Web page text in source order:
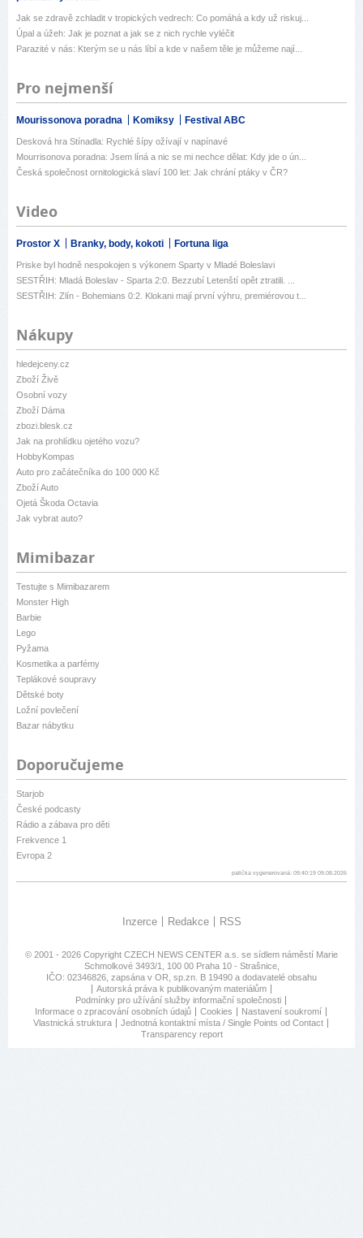
Jak se zdravě zchladit v tropických vedrech: Co pomáhá a kdy už riskuj...
Úpal a úžeh: Jak je poznat a jak se z nich rychle vyléčit
Parazité v nás: Kterým se u nás líbí a kde v našem těle je můžeme nají...
Pro nejmenší
Mourissonova poradna Komiksy Festival ABC
Desková hra Stínadla: Rychlé šípy ožívají v napínavé
Mourrisonova poradna: Jsem líná a nic se mi nechce dělat: Kdy jde o ún...
Česká společnost ornitologická slaví 100 let: Jak chrání ptáky v ČR?
Video
Prostor X Branky, body, kokoti Fortuna liga
Priske byl hodně nespokojen s výkonem Sparty v Mladé Boleslavi
SESTŘIH: Mladá Boleslav - Sparta 2:0. Bezzubí Letenští opět ztratili. ...
SESTŘIH: Zlín - Bohemians 0:2. Klokani mají první výhru, premiérovou t...
Nákupy
hledejceny.cz
Zboží Živě
Osobní vozy
Zboží Dáma
zbozi.blesk.cz
Jak na prohlídku ojetého vozu?
HobbyKompas
Auto pro začátečníka do 100 000 Kč
Zboží Auto
Ojetá Škoda Octavia
Jak vybrat auto?
Mimibazar
Testujte s Mimibazarem
Monster High
Barbie
Lego
Pyžama
Kosmetika a parfémy
Teplákové soupravy
Dětské boty
Ložní povlečení
Bazar nábytku
Doporučujeme
Starjob
České podcasty
Rádio a zábava pro děti
Frekvence 1
Evropa 2
patička vygenerovaná: 09:40:19 09.08.2026
Inzerce Redakce RSS
© 2001 - 2026 Copyright CZECH NEWS CENTER a.s. se sídlem náměstí Marie
Schmolkové 3493/1, 100 00 Praha 10 - Strašnice,
IČO: 02346826, zapsána v OR, sp.zn. B 19490 a dodavatelé obsahu
Autorská práva k publikovaným materiálům
Podmínky pro užívání služby informační společnosti
Informace o zpracování osobních údajů
Cookies
Nastavení soukromí
Vlastnická struktura
Jednotná kontaktní místa / Single Points od Contact
Transparency report